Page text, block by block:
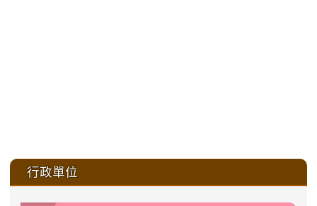
::: 行政單位